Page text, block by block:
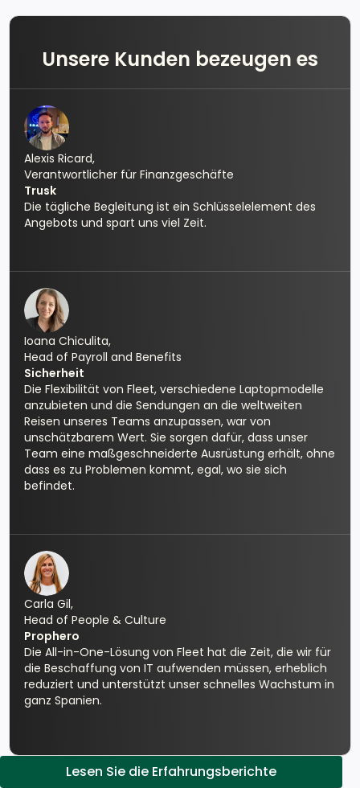
Unsere Kunden bezeugen es
Alexis Ricard,
Verantwortlicher für Finanzgeschäfte
Trusk
Die tägliche Begleitung ist ein Schlüsselelement des
Angebots und spart uns viel Zeit.
Ioana Chiculita,
Head of Payroll and Benefits
Sicherheit
Die Flexibilität von Fleet, verschiedene Laptopmodelle
anzubieten und die Sendungen an die weltweiten
Reisen unseres Teams anzupassen, war von
unschätzbarem Wert. Sie sorgen dafür, dass unser
Team eine maßgeschneiderte Ausrüstung erhält, ohne
dass es zu Problemen kommt, egal, wo sie sich
befindet.
Carla Gil,
Head of People & Culture
Prophero
Die All-in-One-Lösung von Fleet hat die Zeit, die wir für
die Beschaffung von IT aufwenden müssen, erheblich
reduziert und unterstützt unser schnelles Wachstum in
ganz Spanien.
Lesen Sie die Erfahrungsberichte